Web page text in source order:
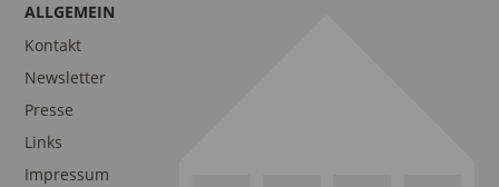
ALLGEMEIN
Kontakt
Newsletter
Presse
Links
Impressum